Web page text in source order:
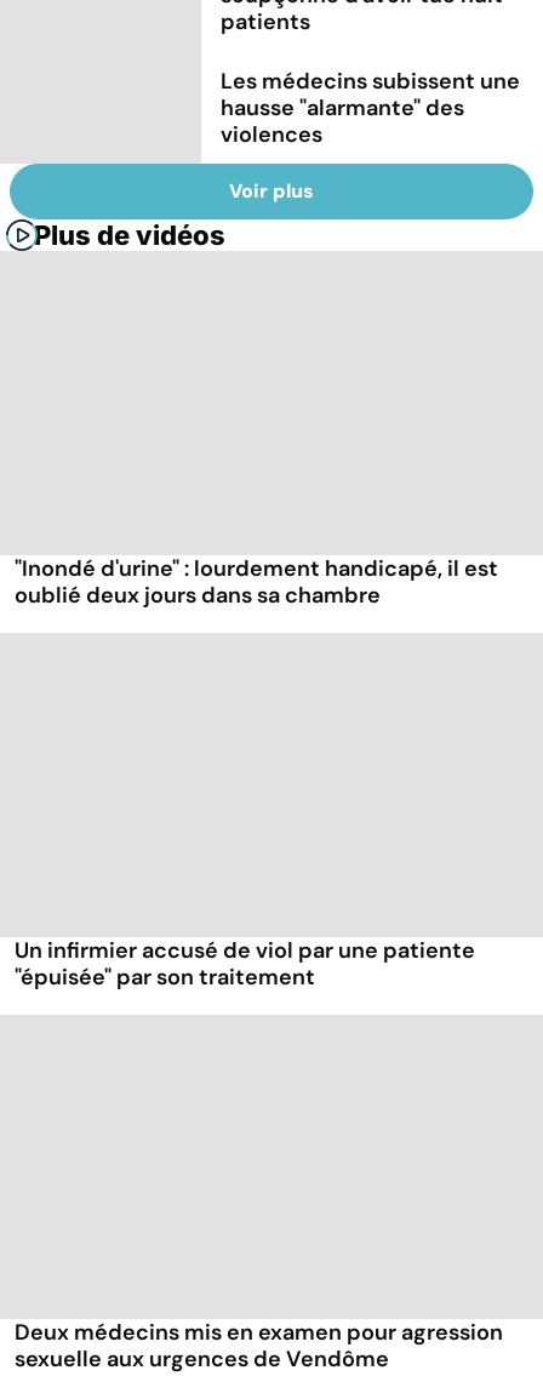
patients
Les médecins subissent une
hausse "alarmante" des
violences
Voir plus
Plus de vidéos
"Inondé d'urine" : lourdement handicapé, il est
oublié deux jours dans sa chambre
Un infirmier accusé de viol par une patiente
"épuisée" par son traitement
Deux médecins mis en examen pour agression
sexuelle aux urgences de Vendôme